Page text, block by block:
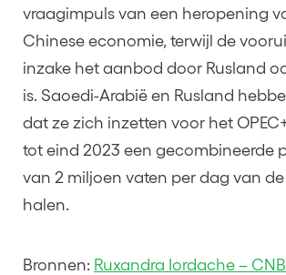
vraagimpuls van een heropening
Chinese economie, terwijl de
inzake het aanbod door Rusland
is. Saoedi-Arabië en Rusland
dat ze zich inzetten voor het
tot eind 2023 een gecombineerde
van 2 miljoen vaten per dag van
halen.
Bronnen: Ruxandra Iordache –